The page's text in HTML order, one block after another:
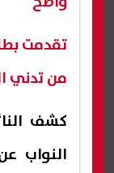
تقدمت
من تدني
كشف
النواب